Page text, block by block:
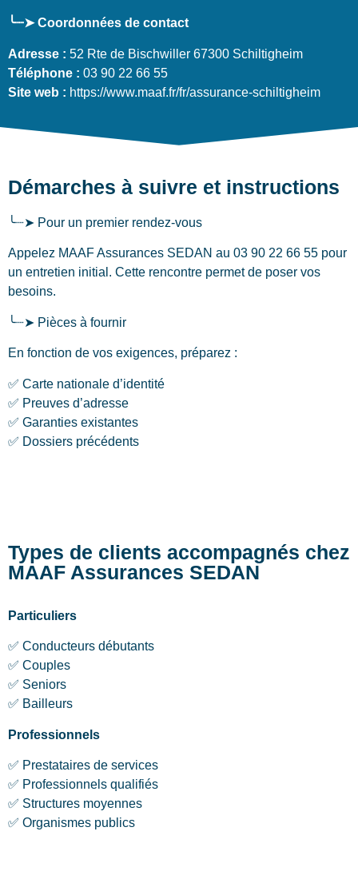
╰┈➤ Coordonnées de contact
Adresse : 52 Rte de Bischwiller 67300 Schiltigheim
Téléphone : 03 90 22 66 55
Site web : https://www.maaf.fr/fr/assurance-schiltigheim
Démarches à suivre et instructions
╰┈➤ Pour un premier rendez-vous
Appelez MAAF Assurances SEDAN au 03 90 22 66 55 pour
un entretien initial. Cette rencontre permet de poser vos
besoins.
╰┈➤ Pièces à fournir
En fonction de vos exigences, préparez :
✅ Carte nationale d’identité
✅ Preuves d’adresse
✅ Garanties existantes
✅ Dossiers précédents
Types de clients accompagnés chez
MAAF Assurances SEDAN
Particuliers
✅ Conducteurs débutants
✅ Couples
✅ Seniors
✅ Bailleurs
Professionnels
✅ Prestataires de services
✅ Professionnels qualifiés
✅ Structures moyennes
✅ Organismes publics